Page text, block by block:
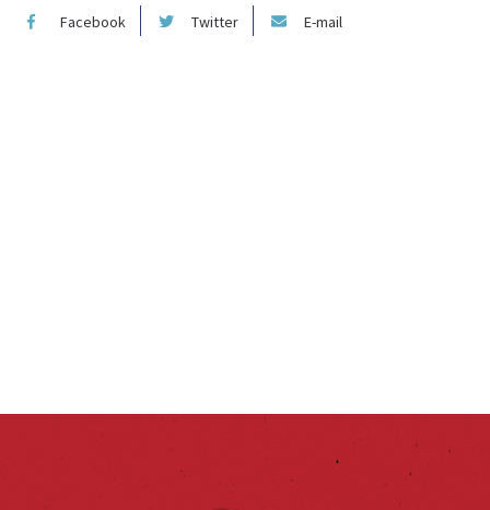
Facebook Twitter E-mail